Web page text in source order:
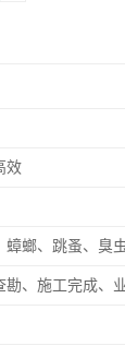
效
蟑螂、跳蚤、臭
勘、施工完成、